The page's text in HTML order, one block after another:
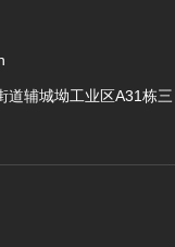
道辅城坳工业区A31栋三